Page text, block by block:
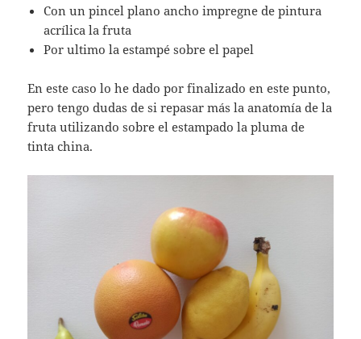
Con un pincel plano ancho impregne de pintura
acrílica la fruta
Por ultimo la estampé sobre el papel
En este caso lo he dado por finalizado en este punto,
pero tengo dudas de si repasar más la anatomía de la
fruta utilizando sobre el estampado la pluma de
tinta china.